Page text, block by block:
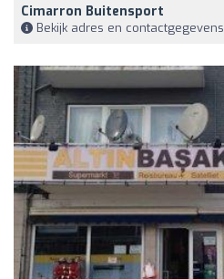
Cimarron Buitensport
Bekijk adres en contactgegevens